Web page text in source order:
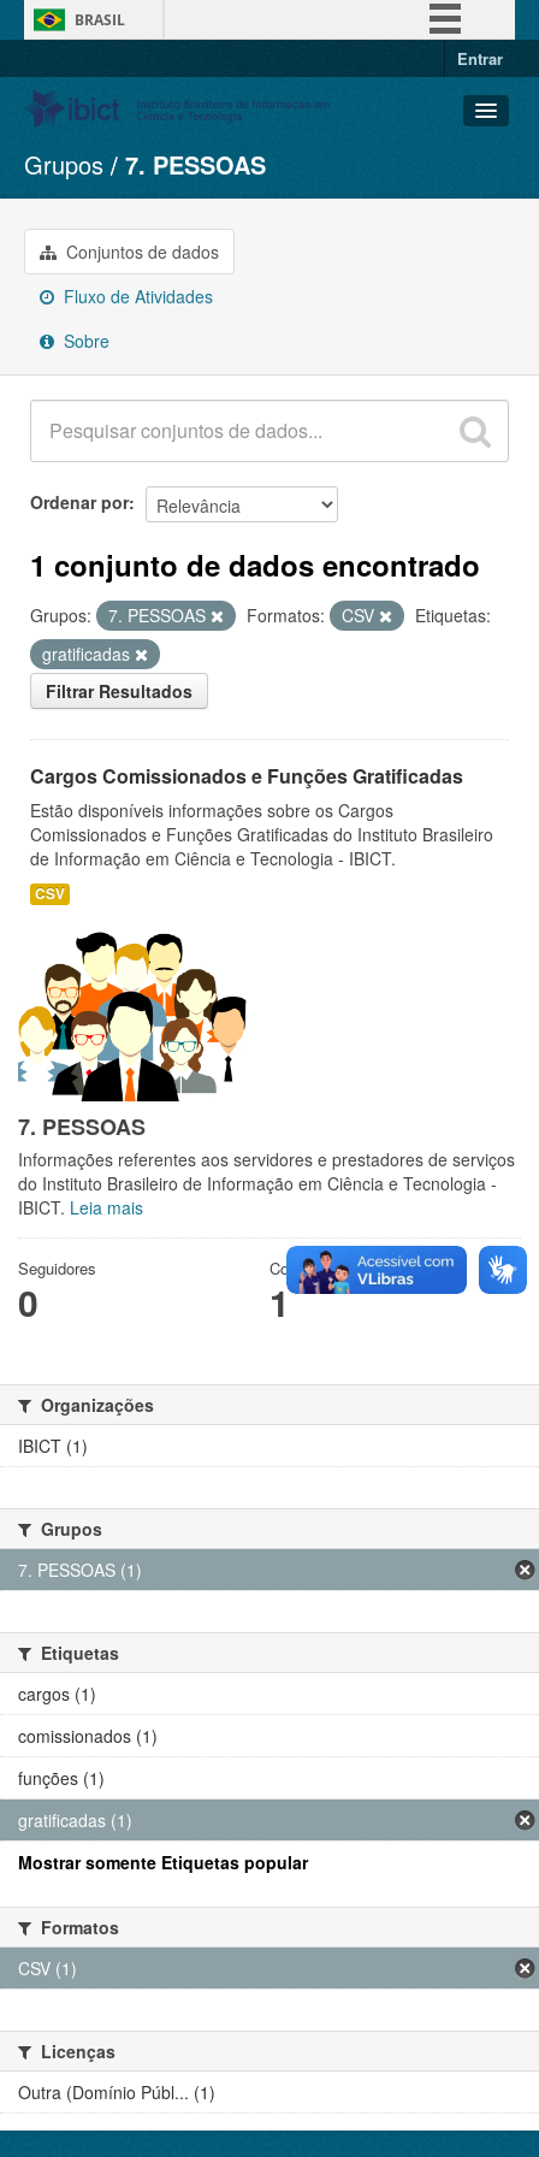
BRASIL
Entrar
Conjuntos de dados
Organizações
Grupos
Sobre
Grupos 7. PESSOAS
Conjuntos de dados
Fluxo de Atividades
Sobre
Ordenar por
1 conjunto de dados encontrado
Grupos: 7. PESSOAS Formatos: CSV
Etiquetas:
gratificadas
Filtrar Resultados
Cargos Comissionados e Funções Gratificadas
Estão disponíveis informações sobre os Cargos
Comissionados e Funções Gratificadas do Instituto Brasileiro
de Informação em Ciência e Tecnologia - IBICT.
CSV
7. PESSOAS
Informações referentes aos servidores e prestadores de serviços
do Instituto Brasileiro de Informação em Ciência e Tecnologia -
IBICT. Leia mais
Seguidores
0
Conjuntos de dados
1
Organizações
IBICT (1)
Grupos
7. PESSOAS (1)
Etiquetas
cargos (1)
comissionados (1)
funções (1)
gratificadas (1)
Mostrar somente Etiquetas popular
Formatos
CSV (1)
Licenças
Outra (Domínio Públ... (1)